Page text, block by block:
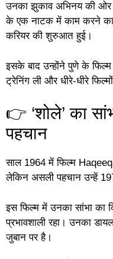
उनका झुकाव अभिनय की ओर
के एक नाटक में काम करने का
करियर की शुरुआत हुई।
इसके बाद उन्होंने पुणे के
ट्रेनिंग ली और धीरे-धीरे
👉 ‘शोले’ का
पहचान
साल 1964 में फिल्म
लेकिन असली पहचान उन्हें
इस फिल्म में उनका सांभा का
प्रभावशाली रहा। उनका
जुबान पर है।